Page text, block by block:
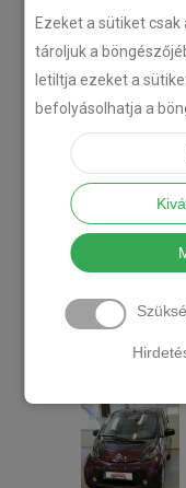
Ezeket a sütiket
tároljuk a
letiltja ezeket a
befolyásolhatja a
Legutóbbi